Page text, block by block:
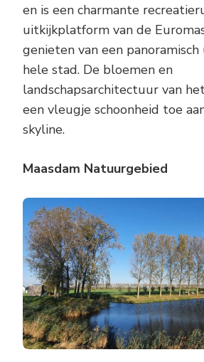
en is een charmante
uitkijkplatform van de
genieten van een
hele stad. De bloemen en
landschapsarchitectuur van
een vleugje schoonheid toe
skyline.
Maasdam Natuurgebied